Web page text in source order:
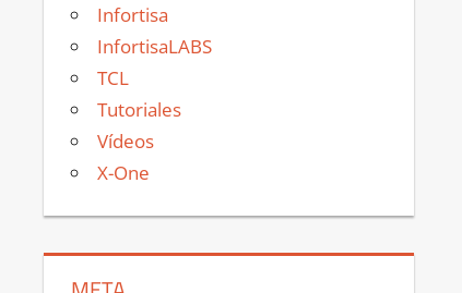
Infortisa
InfortisaLABS
TCL
Tutoriales
Vídeos
X-One